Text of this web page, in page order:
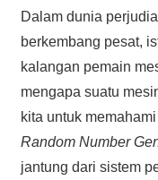
Dalam dunia
berkembang pesat,
kalangan pemain
mengapa suatu
kita untuk
Random Number
jantung dari sistem